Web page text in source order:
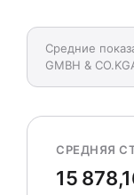
Средние
GMBH &
СРЕДНЯЯ
15